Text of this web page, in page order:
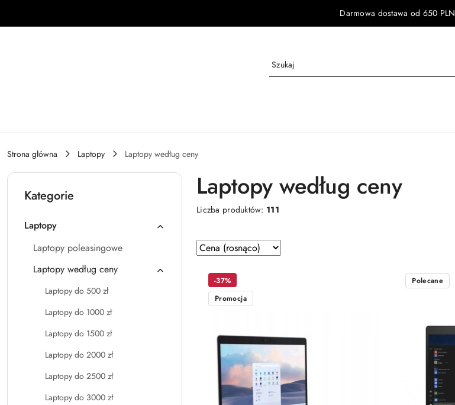
Darmowa dostawa od 650 PLN
Strona główna Laptopy Laptopy według ceny
Kategorie
Laptopy
Laptopy poleasingowe
Laptopy według ceny
Laptopy do 500 zł
Laptopy do 1000 zł
Laptopy do 1500 zł
Laptopy do 2000 zł
Laptopy do 2500 zł
Laptopy do 3000 zł
Laptopy według ceny
Liczba produktów: 111
Zastosowano
sortowanie:
Cena
(rosnąco).
Sortuj
według
-37%
Promocja
Polecane